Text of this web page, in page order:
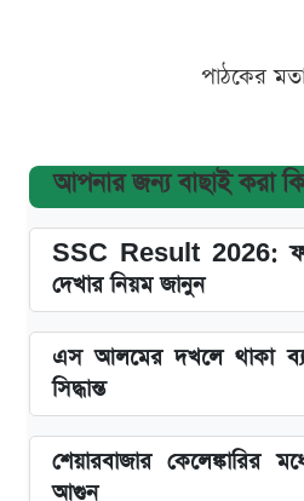
পাঠকের
আপনার জন্য বাছাই করা
SSC Result 2026: ফল
দেখার নিয়ম জানুন
এস আলমের দখলে থাকা
সিদ্ধান্ত
শেয়ারবাজার কেলেঙ্কারির
আগুন